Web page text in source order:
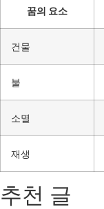
꿈의 요소
건물
불
소멸
재생
추천 글